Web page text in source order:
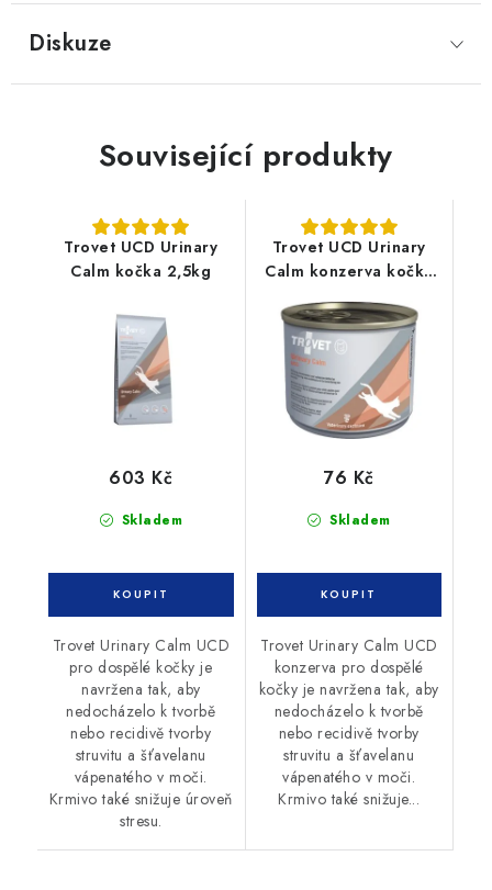
Diskuze
Související produkty
Trovet UCD Urinary
Calm kočka 2,5kg
Skladem
603 Kč
Trovet Urinary Calm UCD
pro dospělé kočky je
navržena tak, aby
nedocházelo k tvorbě
nebo recidivě tvorby
struvitu a šťavelanu
vápenatého v moči.
Krmivo také snižuje úroveň
stresu.
Trovet UCD Urinary
Calm konzerva kočka
Skladem
76 Kč
Trovet Urinary Calm UCD
konzerva pro dospělé
kočky je navržena tak, aby
nedocházelo k tvorbě
nebo recidivě tvorby
struvitu a šťavelanu
vápenatého v moči.
Krmivo také snižuje...